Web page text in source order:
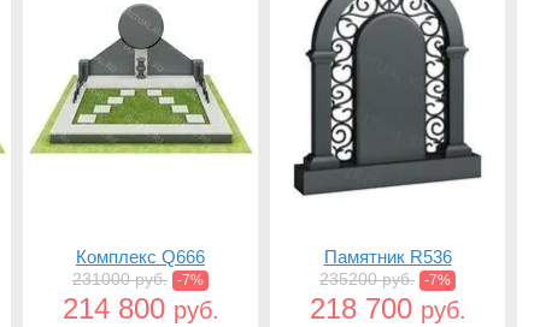
Комплекс Q666
231000 руб. -7%
214 800 руб.
Памятник R536
235200 руб. -7%
218 700 руб.